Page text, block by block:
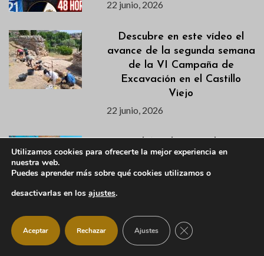
22 junio, 2026
Descubre en este vídeo el
avance de la segunda semana
de la VI Campaña de
Excavación en el Castillo
Viejo
22 junio, 2026
comienzo al nuevo horario de
verano el 19 de junio
La Pedriza cuenta desde el 15
de junio con un Punto de
Incendio Forestal operativo
Utilizamos cookies para ofrecerte la mejor experiencia en
nuestra web.
Puedes aprender más sobre qué cookies utilizamos o
desactivarlas en los ajustes.
Aceptar Rechazar Ajustes CERRAR EL